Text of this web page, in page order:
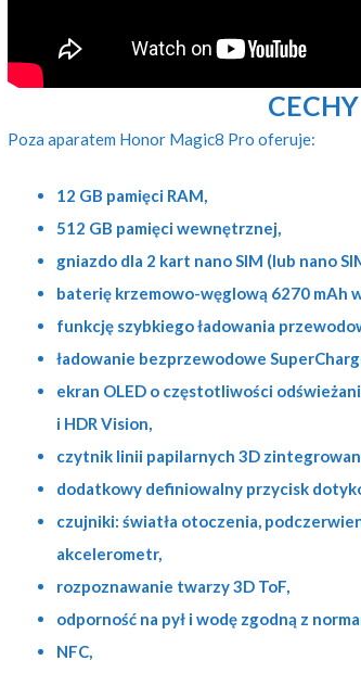
CECHY
Poza aparatem Honor Magic8 Pro oferuje:
12 GB pamięci RAM,
512 GB pamięci wewnętrznej,
gniazdo dla 2 kart nano SIM (lub nano
baterię krzemowo-węglową 6270 mAh
funkcję szybkiego ładowania
ładowanie bezprzewodowe
ekran OLED o częstotliwości
i HDR Vision,
czytnik linii papilarnych 3D
dodatkowy definiowalny przycisk
czujniki: światła otoczenia,
akcelerometr,
rozpoznawanie twarzy 3D ToF,
odporność na pył i wodę zgodną z
NFC,